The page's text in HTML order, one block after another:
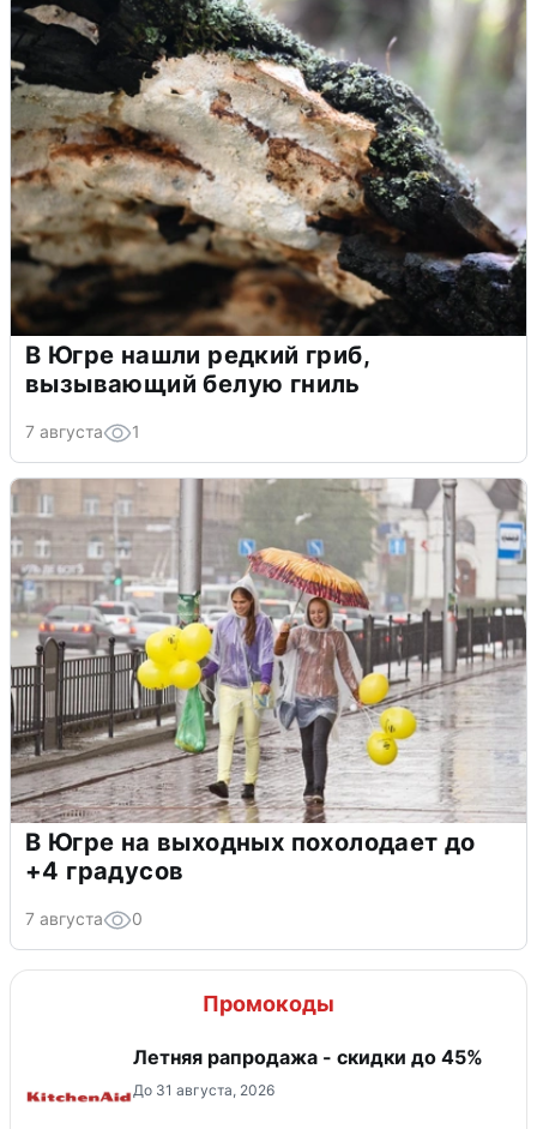
В Югре нашли редкий гриб,
вызывающий белую гниль
7 августа 1
В Югре на выходных похолодает до
+4 градусов
7 августа 0
Промокоды
Летняя рапродажа - скидки до 45%
До 31 августа, 2026